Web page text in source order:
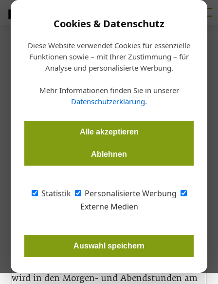
Cookies & Datenschutz
Diese Website verwendet Cookies für essenzielle
Funktionen sowie – mit Ihrer Zustimmung – für
Analyse und personalisierte Werbung.
Mehr Informationen finden Sie in unserer
Datenschutzerklärung.
Alle akzeptieren
Ablehnen
Statistik
Personalisierte Werbung
Externe Medien
Auswahl speichern
Startseite /Bauen
Photovoltaik-Fassade
Energie aus der Fassade
11.04.2024, 18:23 Uhr
sich neue als auch bestehende Gebäude ausrüsten und
können somit ihre Energiebilanz aufwerten.
Die friSolar Wall Photovoltaik-Fassaden sind
in Standardgrößen verfügbar und liefern
wird in den Morgen- und Abendstunden am